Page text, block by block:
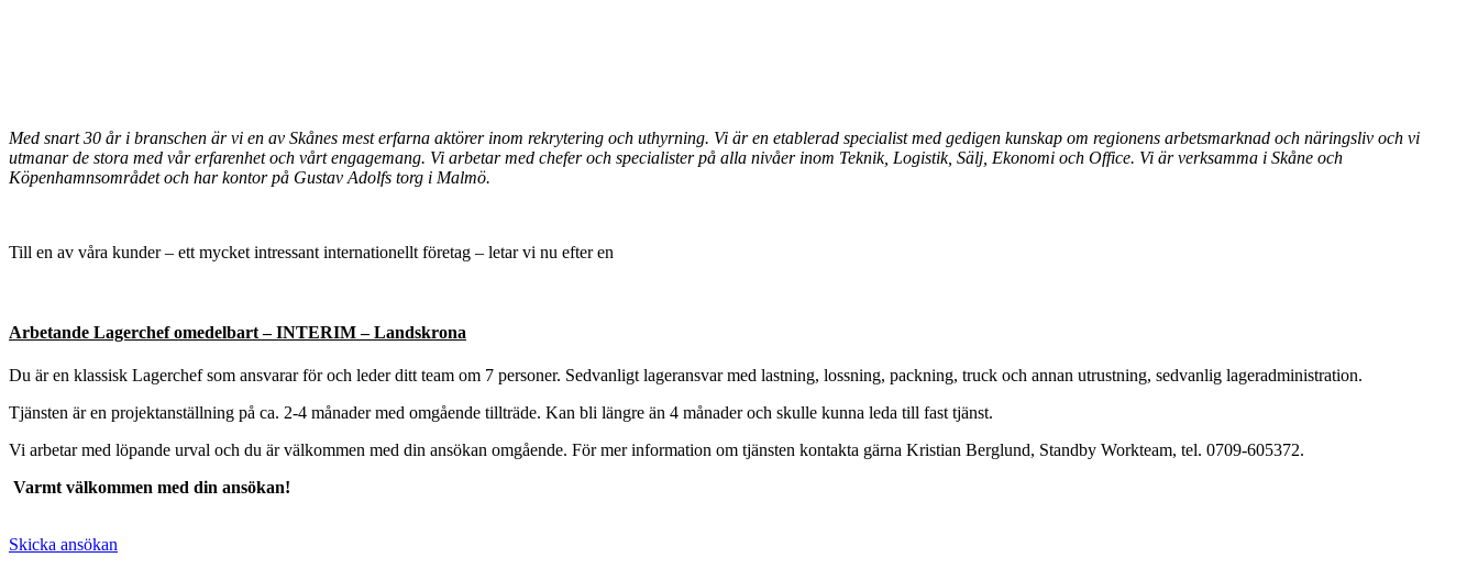
Med snart 30 år i branschen är vi en av Skånes mest erfarna aktörer inom rekrytering och uthyrning. Vi är en etablerad specialist med gedigen kunskap om regionens arbetsmarknad och näringsliv och vi
utmanar de stora med vår erfarenhet och vårt engagemang. Vi arbetar med chefer och specialister på alla nivåer inom Teknik, Logistik, Sälj, Ekonomi och Office. Vi är verksamma i Skåne och
Köpenhamnsområdet och har kontor på Gustav Adolfs torg i Malmö.
Till en av våra kunder – ett mycket intressant internationellt företag – letar vi nu efter en
Arbetande Lagerchef omedelbart – INTERIM – Landskrona
Du är en klassisk Lagerchef som ansvarar för och leder ditt team om 7 personer. Sedvanligt lageransvar med lastning, lossning, packning, truck och annan utrustning, sedvanlig lageradministration.
Tjänsten är en projektanställning på ca. 2-4 månader med omgående tillträde. Kan bli längre än 4 månader och skulle kunna leda till fast tjänst.
Vi arbetar med löpande urval och du är välkommen med din ansökan omgående. För mer information om tjänsten kontakta gärna Kristian Berglund, Standby Workteam, tel. 0709-605372.
Varmt välkommen med din ansökan!
Skicka ansökan